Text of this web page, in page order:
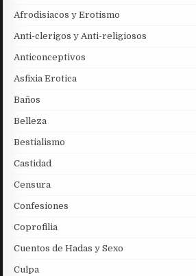
Afrodisiacos y Erotismo
Anti-clerigos y Anti-religiosos
Anticonceptivos
Asfixia Erotica
Baños
Belleza
Bestialismo
Castidad
Censura
Confesiones
Coprofilia
Cuentos de Hadas y Sexo
Culpa